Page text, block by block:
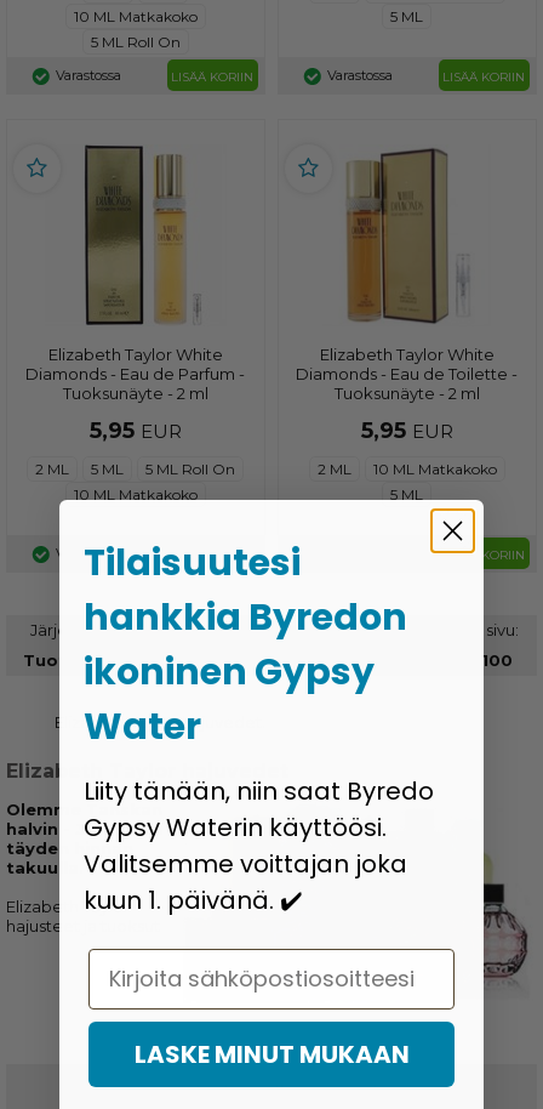
10 ML Matkakoko
5 ML Roll On
Varastossa LISÄÄ KORIIN
5 ML
Varastossa LISÄÄ KORIIN
Elizabeth Taylor White
Diamonds - Eau de Parfum -
Tuoksunäyte - 2 ml
5,95 EUR
2 ML 5 ML
5 ML Roll On
10 ML Matkakoko
Varastossa LISÄÄ KORIIN
Elizabeth Taylor White
Diamonds - Eau de Toilette -
Tuoksunäyte - 2 ml
5,95 EUR
2 ML
10 ML Matkakoko
5 ML
LISÄÄ KORIIN
Järjestä:
Määrä per sivu:
100
Elizabeth Taylor hajuvedet.
Elizabeth Taylor hajuvedet
Olemme Tanskan
halvin - 30 päivän
täyden hinnan
takuulla.
Elizabeth Taylor
hajusteet ja tuoksut
Toimitusaika 3-6 päivää
Tilaisuutesi
hankkia Byredon
ikoninen Gypsy
Water
Liity tänään, niin saat Byredo
Gypsy Waterin käyttöösi.
Valitsemme voittajan joka
kuun 1. päivänä. ✔️
Email
LASKE MINUT MUKAAN